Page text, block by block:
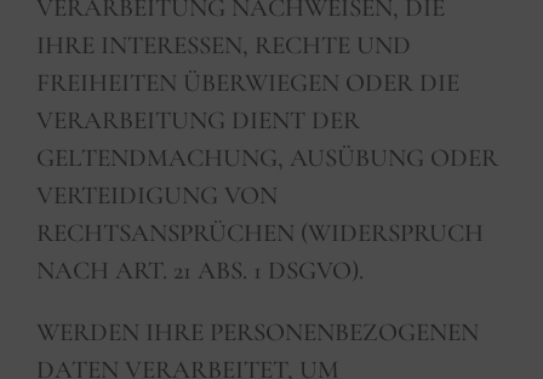
VERARBEITUNG NACHWEISEN, DIE
IHRE INTERESSEN, RECHTE UND
FREIHEITEN ÜBERWIEGEN ODER DIE
VERARBEITUNG DIENT DER
GELTENDMACHUNG, AUSÜBUNG ODER
VERTEIDIGUNG VON
RECHTSANSPRÜCHEN (WIDERSPRUCH
NACH ART. 21 ABS. 1 DSGVO).
WERDEN IHRE PERSONENBEZOGENEN
DATEN VERARBEITET, UM